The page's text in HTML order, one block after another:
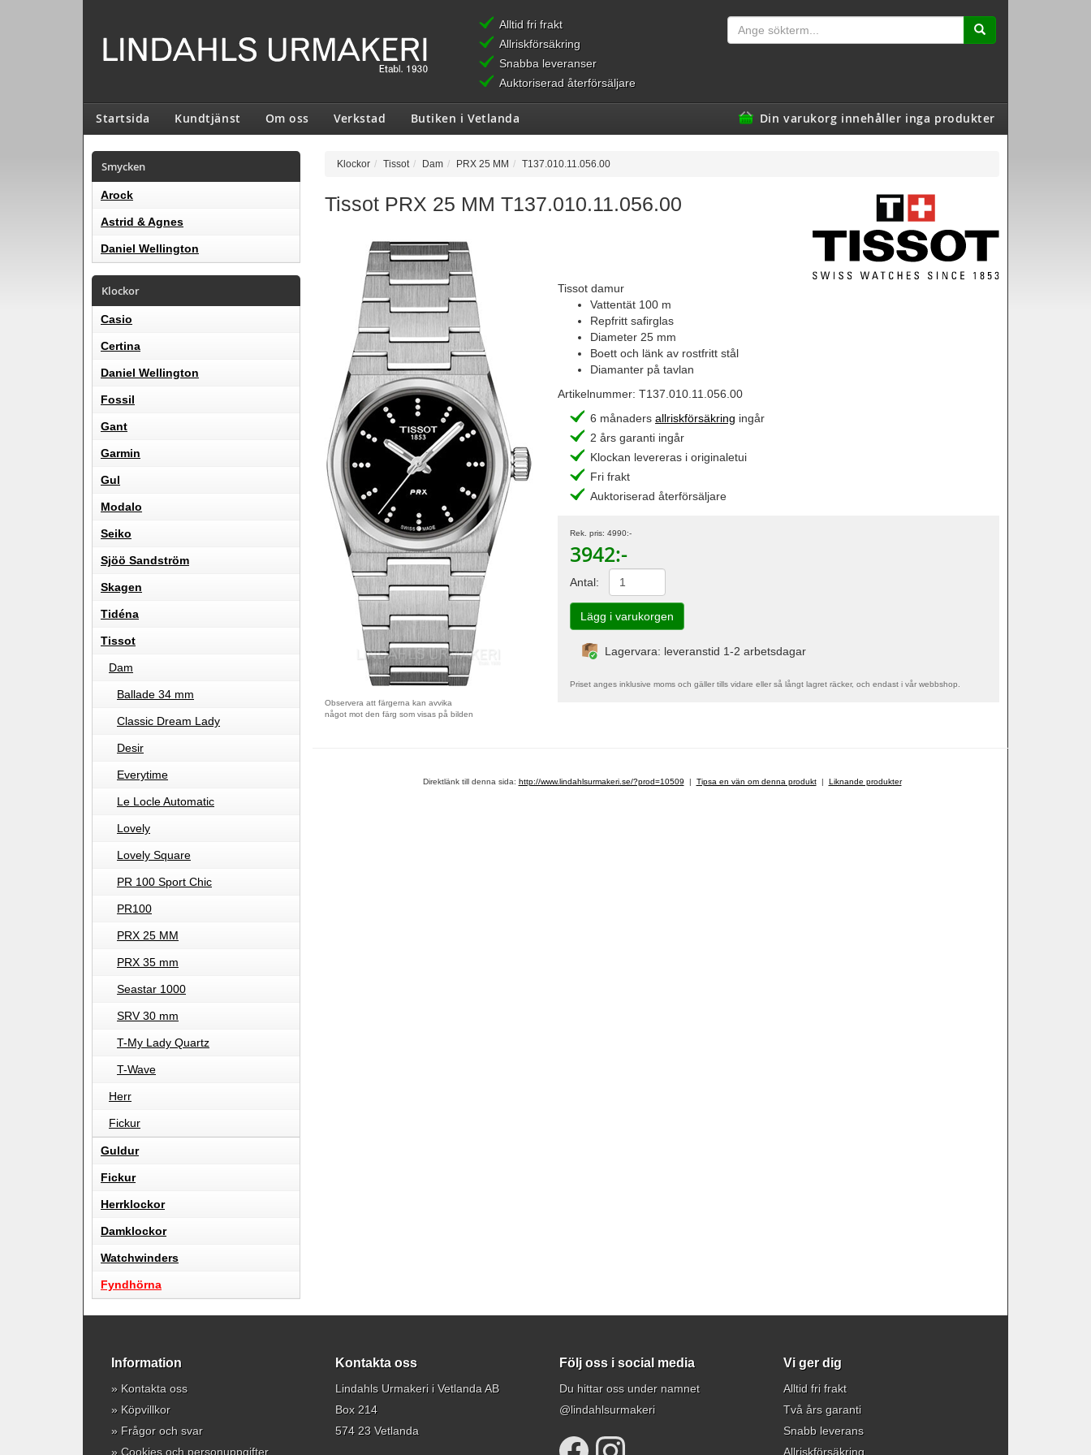
Alltid fri frakt
Allriskförsäkring
Snabba leveranser
Auktoriserad återförsäljare
Startsida Kundtjänst Om oss Verkstad Butiken i Vetlanda Din varukorg innehåller inga produkter
Smycken
Arock
Astrid & Agnes
Daniel Wellington
Klockor
Casio
Certina
Daniel Wellington
Fossil
Gant
Garmin
Gul
Modalo
Seiko
Sjöö Sandström
Skagen
Tidéna
Tissot
Dam
Ballade 34 mm
Classic Dream Lady
Desir
Everytime
Le Locle Automatic
Lovely
Lovely Square
PR 100 Sport Chic
PR100
PRX 25 MM
PRX 35 mm
Seastar 1000
SRV 30 mm
T-My Lady Quartz
T-Wave
Herr
Fickur
Guldur
Fickur
Herrklockor
Damklockor
Watchwinders
Fyndhörna
Klockor Tissot Dam PRX 25 MM T137.010.11.056.00
Tissot PRX 25 MM T137.010.11.056.00
Observera att färgerna kan avvika
något mot den färg som visas på bilden
Tissot damur
Vattentät 100 m
Repfritt safirglas
Diameter 25 mm
Boett och länk av rostfritt stål
Diamanter på tavlan
Artikelnummer: T137.010.11.056.00
6 månaders allriskförsäkring ingår
2 års garanti ingår
Klockan levereras i originaletui
Fri frakt
Auktoriserad återförsäljare
Rek. pris: 4990:-
3942:-
Antal:
Lagervara: leveranstid 1-2 arbetsdagar
Priset anges inklusive moms och gäller tills vidare eller så långt lagret räcker, och endast i vår webbshop.
Direktlänk till denna sida: http://www.lindahlsurmakeri.se/?prod=10509 | Tipsa en vän om denna produkt | Liknande produkter
Information
» Kontakta oss
» Köpvillkor
» Frågor och svar
» Cookies och personuppgifter
Kontakta oss
Lindahls Urmakeri i Vetlanda AB
Box 214
574 23 Vetlanda
Följ oss i social media
Du hittar oss under namnet
@lindahlsurmakeri
Vi ger dig
Alltid fri frakt
Två års garanti
Snabb leverans
Allriskförsäkring